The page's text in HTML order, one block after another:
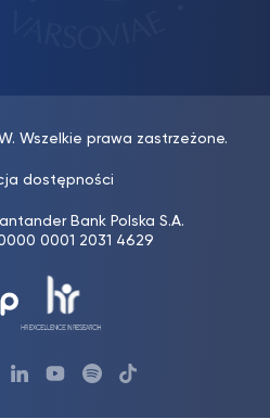
Wszelkie prawa zastrzeżone.
dostępności
Bank Polska S.A.
0001 2031 4629
Profil UKSWProfilUKSW